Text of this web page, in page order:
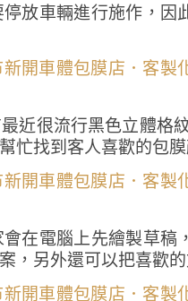
放車輛進行施作，因
近很流行黑色立體格
忙找到客人喜歡的包膜
在電腦上先繪製草稿
，另外還可以把喜歡